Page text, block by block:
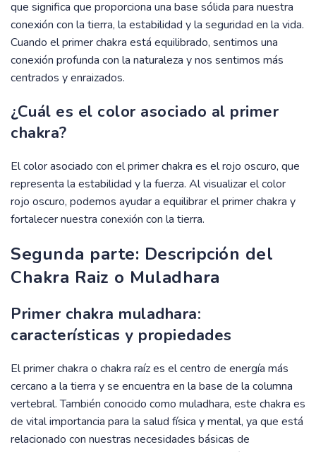
que significa que proporciona una base sólida para nuestra
conexión con la tierra, la estabilidad y la seguridad en la vida.
Cuando el primer chakra está equilibrado, sentimos una
conexión profunda con la naturaleza y nos sentimos más
centrados y enraizados.
¿Cuál es el color asociado al primer
chakra?
El color asociado con el primer chakra es el rojo oscuro, que
representa la estabilidad y la fuerza. Al visualizar el color
rojo oscuro, podemos ayudar a equilibrar el primer chakra y
fortalecer nuestra conexión con la tierra.
Segunda parte: Descripción del
Chakra Raiz o Muladhara
Primer chakra muladhara:
características y propiedades
El primer chakra o chakra raíz es el centro de energía más
cercano a la tierra y se encuentra en la base de la columna
vertebral. También conocido como muladhara, este chakra es
de vital importancia para la salud física y mental, ya que está
relacionado con nuestras necesidades básicas de